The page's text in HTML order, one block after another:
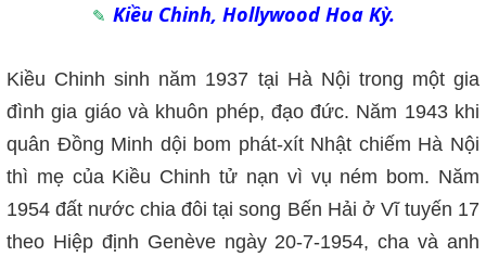
Kiều Chinh, Hollywood Hoa Kỳ.
Kiều Chinh sinh năm 1937 tại Hà Nội trong một gia
đình gia giáo và khuôn phép, đạo đức. Năm 1943 khi
quân Đồng Minh dội bom phát-xít Nhật chiếm Hà Nội
thì mẹ của Kiều Chinh tử nạn vì vụ ném bom. Năm
1954 đất nước chia đôi tại song Bến Hải ở Vĩ tuyến 17
theo Hiệp định Genève ngày 20-7-1954, cha và anh